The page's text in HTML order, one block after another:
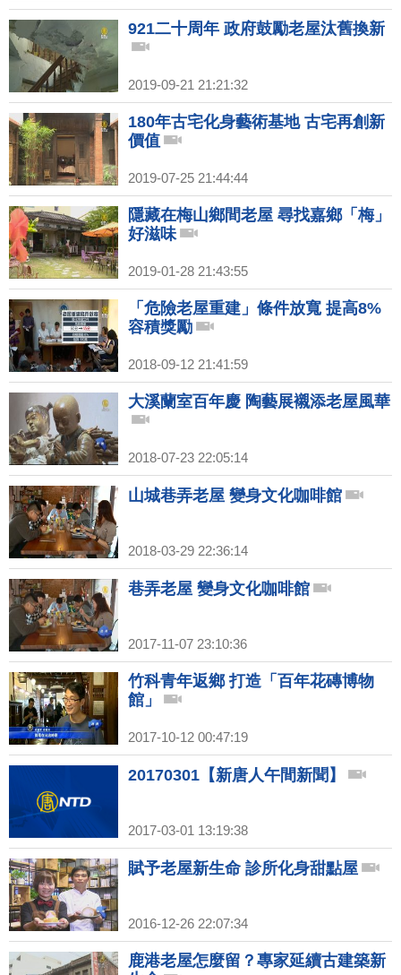
921二十周年 政府鼓勵老屋汰舊換新
2019-09-21 21:21:32
180年古宅化身藝術基地 古宅再創新
價值
2019-07-25 21:44:44
隱藏在梅山鄉間老屋 尋找嘉鄉「梅」
好滋味
2019-01-28 21:43:55
「危險老屋重建」條件放寬 提高8%
容積獎勵
2018-09-12 21:41:59
大溪蘭室百年慶 陶藝展襯添老屋風華
2018-07-23 22:05:14
山城巷弄老屋 變身文化咖啡館
2018-03-29 22:36:14
巷弄老屋 變身文化咖啡館
2017-11-07 23:10:36
竹科青年返鄉 打造「百年花磚博物
館」
2017-10-12 00:47:19
20170301【新唐人午間新聞】
2017-03-01 13:19:38
賦予老屋新生命 診所化身甜點屋
2016-12-26 22:07:34
鹿港老屋怎麼留？專家延續古建築新